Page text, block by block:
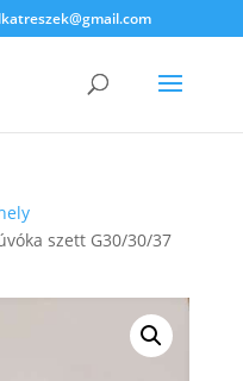
szett G30/30/37